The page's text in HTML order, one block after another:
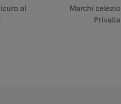
al
Marchi
Privalia